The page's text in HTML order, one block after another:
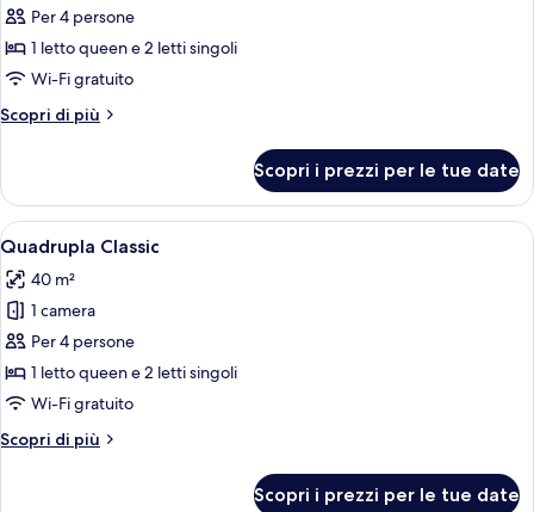
per
Camera
quadrupla
occupancy)
Per 4 persone
1 letto queen e 2 letti singoli
Wi-Fi gratuito
Scopri di più
Altri
quadrupla
(Quadruple
occupancy)
Scopri i prezzi per le tue date
Apri
tutte
le
foto
per
Quadrupla
Classic
Una camera d'albergo con un letto,
5
Quadrupla Classic
40 m²
1 camera
Per 4 persone
1 letto queen e 2 letti singoli
Wi-Fi gratuito
Scopri di più
Altri
Scopri i prezzi per le tue date